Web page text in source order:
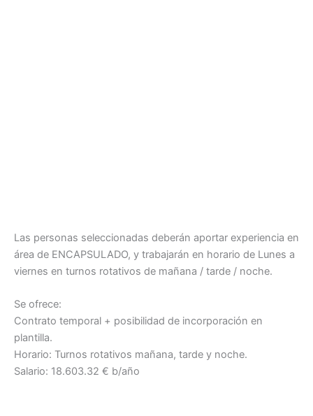
Las personas seleccionadas deberán aportar experiencia en
área de ENCAPSULADO, y trabajarán en horario de Lunes a
viernes en turnos rotativos de mañana / tarde / noche.
Se ofrece:
Contrato temporal + posibilidad de incorporación en
plantilla.
Horario: Turnos rotativos mañana, tarde y noche.
Salario: 18.603.32 € b/año